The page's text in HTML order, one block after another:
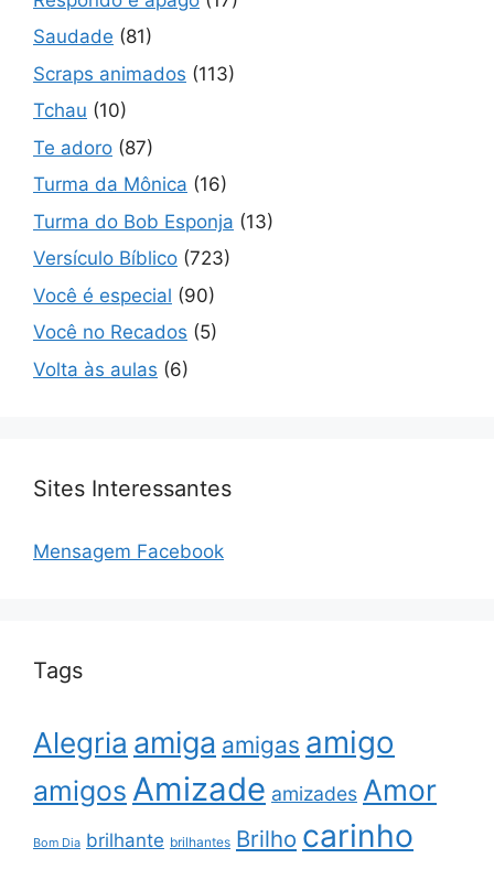
Saudade (81)
Scraps animados (113)
Tchau (10)
Te adoro (87)
Turma da Mônica (16)
Turma do Bob Esponja (13)
Versículo Bíblico (723)
Você é especial (90)
Você no Recados (5)
Volta às aulas (6)
Sites Interessantes
Mensagem Facebook
Tags
Alegria amiga amigas amigo
amigos Amizade amizades Amor
Bom Dia brilhante brilhantes Brilho carinho